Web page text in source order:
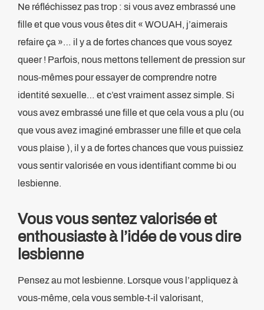
Ne réfléchissez pas trop : si vous avez embrassé une
fille et que vous vous êtes dit « WOUAH, j’aimerais
refaire ça »… il y a de fortes chances que vous soyez
queer ! Parfois, nous mettons tellement de pression sur
nous-mêmes pour essayer de comprendre notre
identité sexuelle… et c’est vraiment assez simple. Si
vous avez embrassé une fille et que cela vous a plu (ou
que vous avez imaginé embrasser une fille et que cela
vous plaise ), il y a de fortes chances que vous puissiez
vous sentir valorisée en vous identifiant comme bi ou
lesbienne.
Vous vous sentez valorisée et
enthousiaste à l’idée de vous dire
lesbienne
Pensez au mot lesbienne. Lorsque vous l’appliquez à
vous-même, cela vous semble-t-il valorisant,